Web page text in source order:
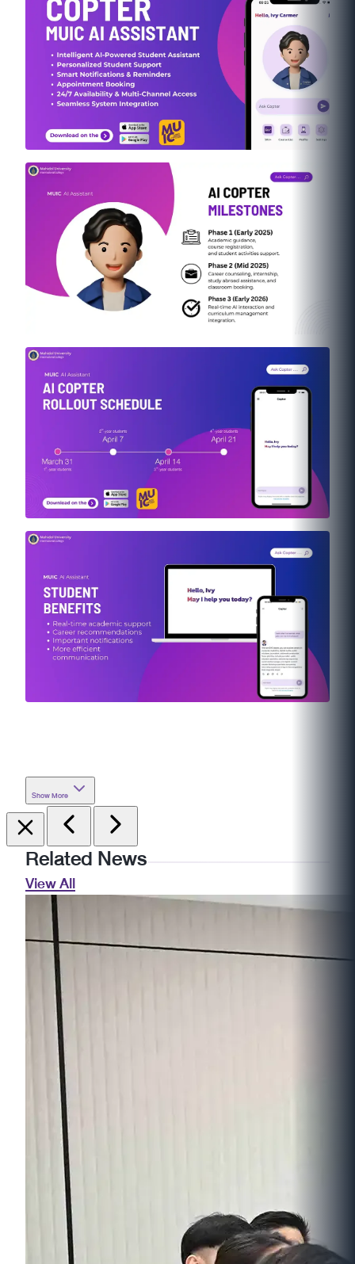
Show More
Related News
View All